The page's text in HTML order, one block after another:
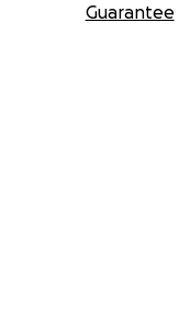
Guarantee